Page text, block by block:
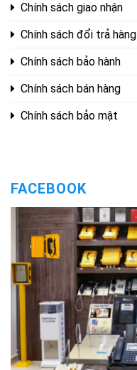
Chính sách giao nhận
Chính sách đổi trả hàng
Chính sách bảo hành
Chính sách bán hàng
Chính sách bảo mật
FACEBOOK